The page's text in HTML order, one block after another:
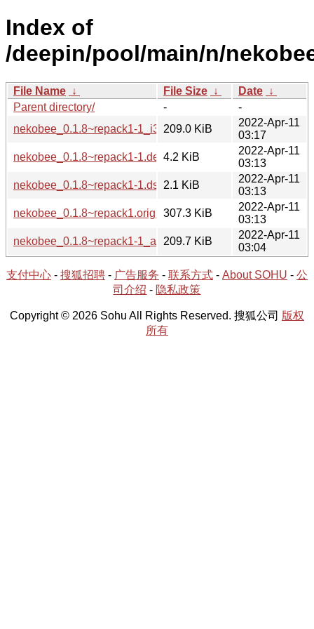
Index of
/deepin/pool/main/n/
File Name ↓ File Size ↓ Date ↓
Parent directory/
-
-
nekobee_0.1.8~repack1-1_i386.deb
209.0 KiB
2022-Apr-11
03:17
nekobee_0.1.8~repack1-1.debian.tar.xz
4.2 KiB
2022-Apr-11
03:13
nekobee_0.1.8~repack1-1.dsc 2.1 KiB
2022-Apr-11
03:13
nekobee_0.1.8~repack1.orig.tar.xz307.3 KiB
2022-Apr-11
03:13
nekobee_0.1.8~repack1-1_amd64.deb
209.7 KiB
2022-Apr-11
03:04
支付中心 - 搜狐招聘 - 广告服务 - 联系方式 - About SOHU - 公
司介绍 - 隐私政策
Copyright © 2026 Sohu All Rights Reserved. 搜狐公司 版权
所有